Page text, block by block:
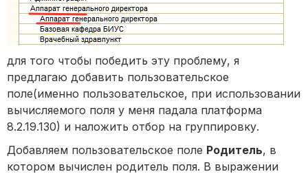
для того чтобы победить эту проблему, я
предлагаю добавить пользовательское
поле(именно пользовательское, при использовании
вычисляемого поля у меня падала платформа
8.2.19.130) и наложить отбор на группировку.
Добавляем пользовательское поле Родитель, в
котором вычислен родитель поля. В выражении